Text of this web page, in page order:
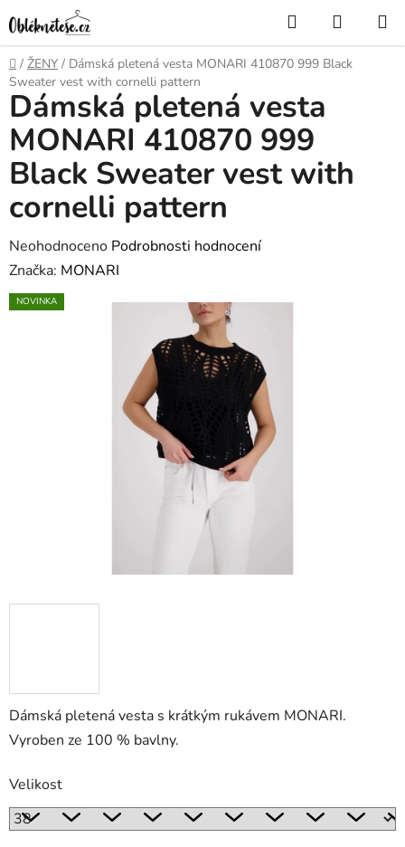
na
obsah
Hledat
KOŠÍK
Domů
/ ŽENY / Dámská pletená vesta MONARI 410870 999 Black
Sweater vest with cornelli pattern
Dámská pletená vesta s krátkým rukávem MONARI.
Vyroben ze 100 % bavlny.
Velikost
Dámská pletená vesta
MONARI 410870 999
Black Sweater vest with
cornelli pattern
Průměrné
hodnocení
produktu
Neohodnoceno Podrobnosti hodnocení
Značka: MONARI
NOVINKA